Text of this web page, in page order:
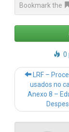
Bookmark the
0
LRF –
usados no
Anexo 8 –